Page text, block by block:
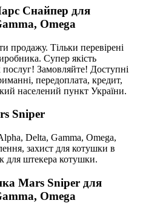
Снайпер для
Omega
продажу. Тільки перевірені
Супер якість
Замовляйте! Доступні
передоплата, кредит,
населений пункт України.
Sniper
Delta, Gamma, Omega,
захист для котушки в
для штекера котушки.
Mars Sniper для
Omega